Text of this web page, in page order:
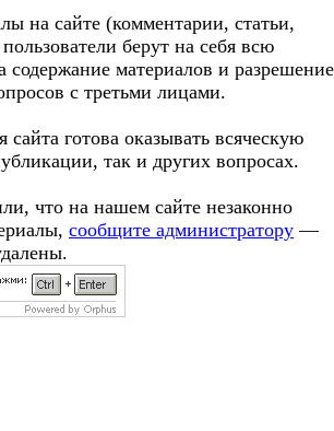
на сайте (комментарии, статьи,
берут на себя всю
содержание материалов и разрешение
с третьми лицами.
готова оказывать всяческую
так и других вопросах.
что на нашем сайте незаконно
сообщите администратору —